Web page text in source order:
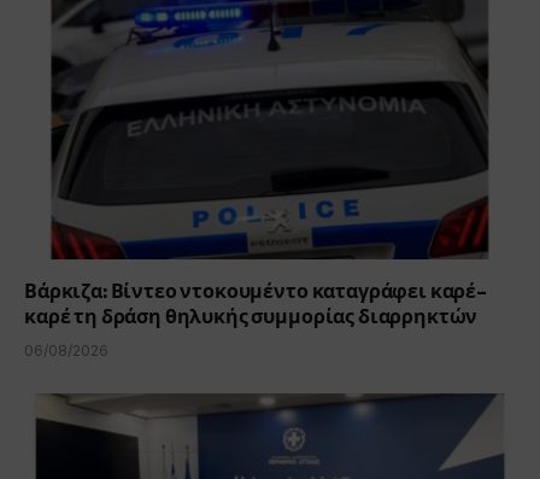
Βάρκιζα: Βίντεο ντοκουμέντο καταγράφει καρέ-
καρέ τη δράση θηλυκής συμμορίας διαρρηκτών
06/08/2026